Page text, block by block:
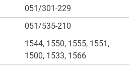
051/301-229
051/535-210
1544, 1550, 1555, 1551,
1500, 1533, 1566